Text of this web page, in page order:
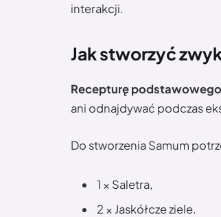
interakcji.
Jak stworzyć
Recepturę
ani odnajdywać podczas
Do stworzenia Samum
1 × Saletra,
2 × Jaskółcze ziele.